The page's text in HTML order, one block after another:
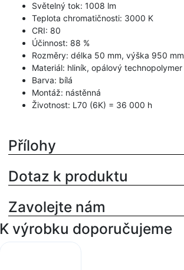
Světelný tok: 1008 lm
Teplota chromatičnosti: 3000 K
CRI: 80
Účinnost: 88 %
Rozměry: délka 50 mm, výška 950 mm
Materiál: hliník, opálový technopolymer
Barva: bílá
Montáž: nástěnná
Životnost: L70 (6K) = 36 000 h
Přílohy
Dotaz k produktu
Zavolejte nám
K výrobku doporučujeme